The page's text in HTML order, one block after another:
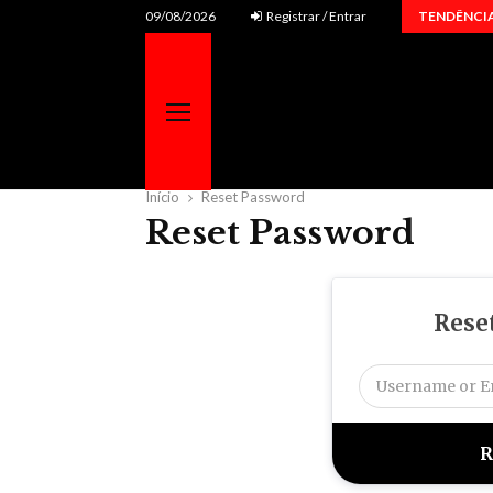
09/08/2026 Registrar / Entrar
Fernando e Sorocaba recebem Tierry em uma…
Início Reset Password
Reset Password